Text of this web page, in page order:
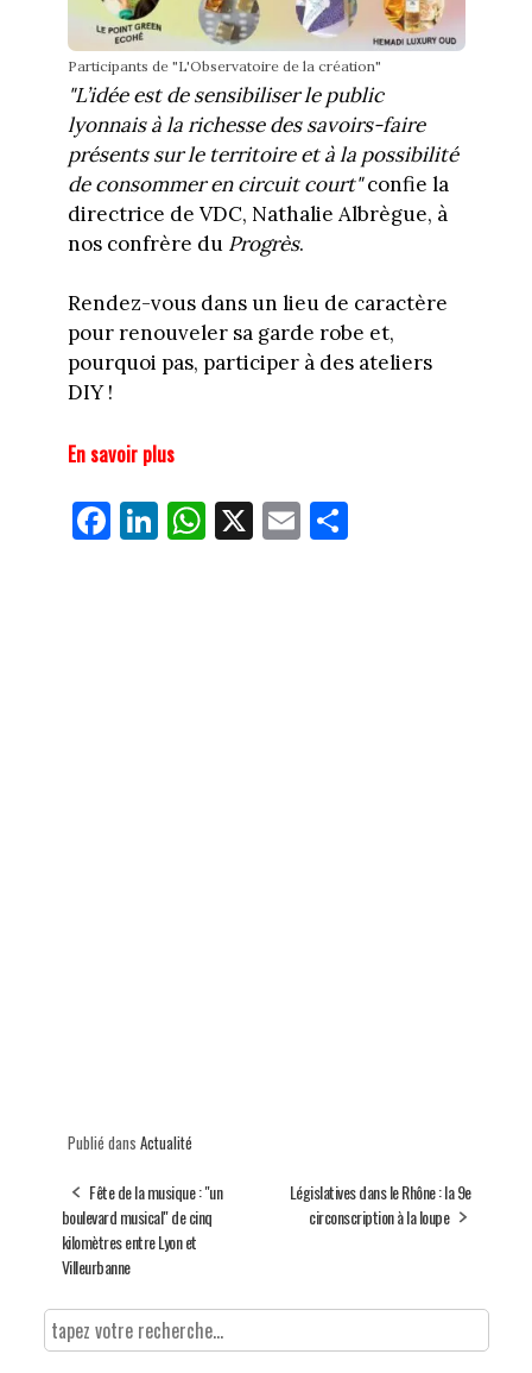
Participants de "L'Observatoire de la création"
"L’idée est de sensibiliser le public
lyonnais à la richesse des savoirs-faire
présents sur le territoire et à la possibilité
de consommer en circuit court"confie la
directrice de VDC, Nathalie Albrègue, à
nos confrère du Progrès.
Rendez-vous dans un lieu de caractère
pour renouveler sa garde robe et,
pourquoi pas, participer à des ateliers
DIY !
En savoir plus
Fa
ce
Li
nk
W
ha
X E
m
Pa
Publié dans Actualité
Fête de la musique : "un
boulevard musical" de cinq
kilomètres entre Lyon et
Villeurbanne
Législatives dans le Rhône : la 9e
circonscription à la loupe